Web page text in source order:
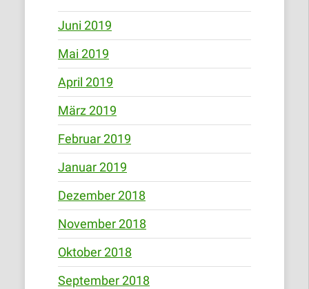
Juni 2019
Mai 2019
April 2019
März 2019
Februar 2019
Januar 2019
Dezember 2018
November 2018
Oktober 2018
September 2018